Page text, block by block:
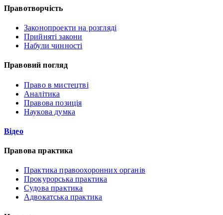
Правотворчість
Законопроекти на розгляді
Прийняті закони
Набули чинності
Правовий погляд
Право в мистецтві
Аналітика
Правова позиція
Наукова думка
Відео
Правова практика
Практика правоохоронних органів
Прокурорська практика
Судова практика
Адвокатська практика